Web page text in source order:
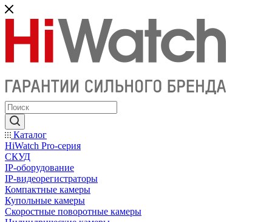
Каталог
HiWatch Pro-серия
CКУД
IP-оборудование
IP-видеорегистраторы
Компактные камеры
Купольные камеры
Скоростные поворотные камеры